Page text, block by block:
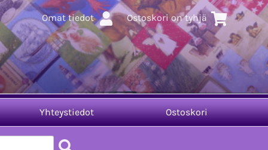
Omat tiedot Ostoskori on tyhjä
Yhteystiedot Ostoskori